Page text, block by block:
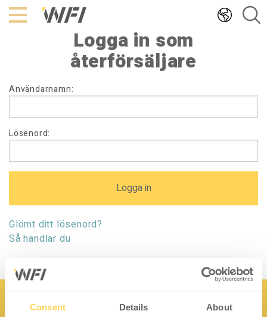
Consent Details About
Hoppa
till
Logga in som
återförsäljare
Logga
som
återförsäljare
Användarnamn:
Lösenord:
Glömt ditt lösenord?
Så handlar du